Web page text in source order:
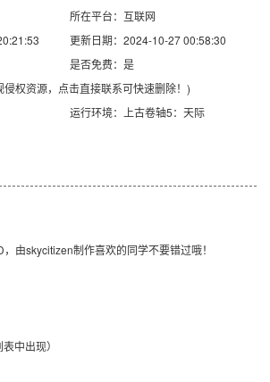
所在平台：互联网
更新日期：2024-10-27 00:58:30
是否免费：是
侵权资源，点击直接联系可快速删除！)
运行环境：上古卷轴5：天际
由skycitizen制作喜欢的同学不要错过哦！
中出现）